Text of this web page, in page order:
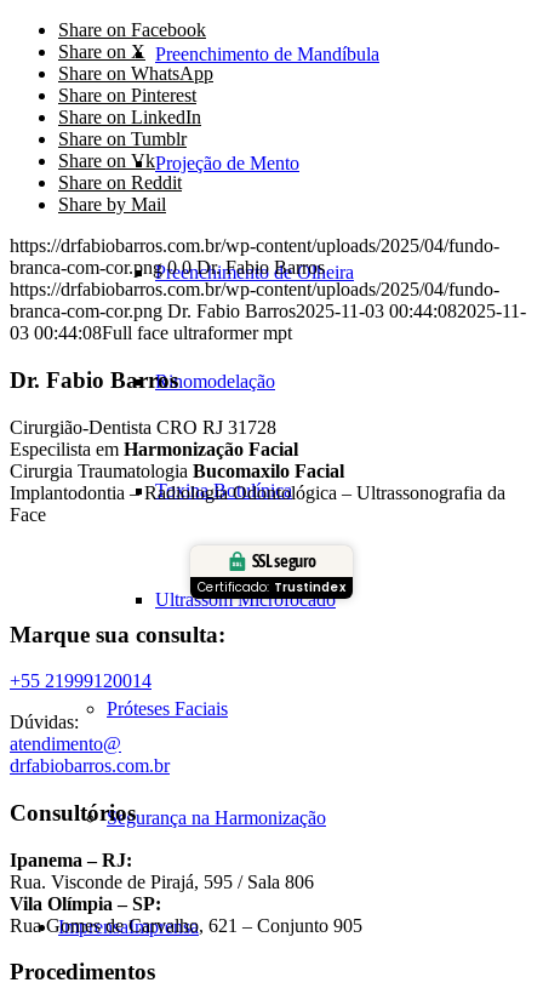
Preenchimento de Mandíbula
Projeção de Mento
Preenchimento de Olheira
Rinomodelação
Toxina Botulínica
Ultrassom Microfocado
Próteses Faciais
Segurança na Harmonização
ImprensaImprensa
Share on Facebook
Share on X
Share on WhatsApp
Share on Pinterest
Share on LinkedIn
Share on Tumblr
Share on Vk
Share on Reddit
Share by Mail
https://drfabiobarros.com.br/wp-content/uploads/2025/04/fundo-
branca-com-cor.png 0 0 Dr. Fabio Barros
https://drfabiobarros.com.br/wp-content/uploads/2025/04/fundo-
branca-com-cor.png Dr. Fabio Barros2025-11-03 00:44:082025-11-
03 00:44:08Full face ultraformer mpt
Dr. Fabio Barros
Cirurgião-Dentista CRO RJ 31728
Especilista em Harmonização Facial
Cirurgia Traumatologia Bucomaxilo Facial
Implantodontia – Radiologia Odontológica – Ultrassonografia da
Face
SSL seguro
Certificado: Trustindex
Marque sua consulta:
+55 21999120014
Dúvidas:
atendimento@
drfabiobarros.com.br
Consultórios
Ipanema – RJ:
Rua. Visconde de Pirajá, 595 / Sala 806
Vila Olímpia – SP:
Rua Gomes de Carvalho, 621 – Conjunto 905
Procedimentos